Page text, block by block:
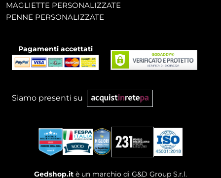
MAGLIETTE PERSONALIZZATE
PENNE PERSONALIZZATE
Pagamenti accettati
Siamo presenti su
Gedshop.it è un marchio di G&D Group S.r.l.